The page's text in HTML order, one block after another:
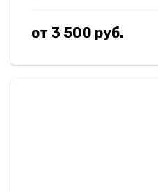
от 3 500 руб.